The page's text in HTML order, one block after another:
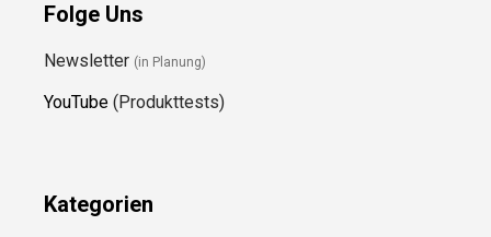
Folge Uns
Newsletter (in Planung)
YouTube (Produkttests)
Kategorien